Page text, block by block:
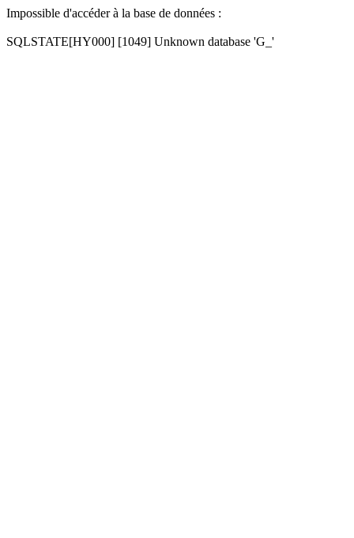
Impossible d'accéder à la base de données :
SQLSTATE[HY000] [1049] Unknown database 'G_'